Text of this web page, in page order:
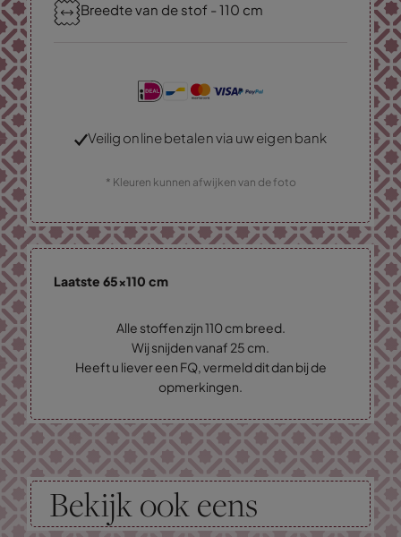
Breedte van de stof - 110 cm
Veilig online betalen via uw eigen bank
* Kleuren kunnen afwijken van de foto
Laatste 65x110 cm
Alle stoffen zijn 110 cm breed.
Wij snijden vanaf 25 cm.
Heeft u liever een FQ, vermeld dit dan bij de
opmerkingen.
Bekijk ook eens